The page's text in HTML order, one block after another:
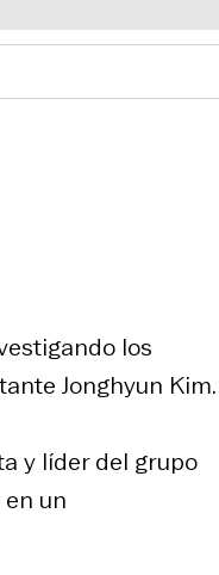
los
Jonghyun Kim.
y líder del grupo
un